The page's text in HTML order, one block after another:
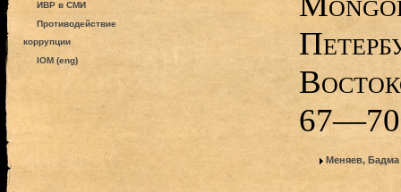
ИВР в СМИ
Противодействие
коррупции
IOM (eng)
Меняев, Бадма